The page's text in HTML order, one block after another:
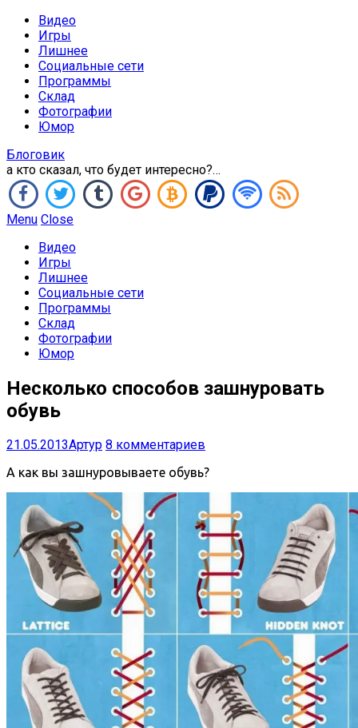
Видео
Игры
Лишнее
Социальные сети
Программы
Склад
Фотографии
Юмор
Блоговик
а кто сказал, что будет интересно?…
Menu Close
Видео
Игры
Лишнее
Социальные сети
Программы
Склад
Фотографии
Юмор
Несколько способов зашнуровать
обувь
21.05.2013Артур 8 комментариев
А как вы зашнуровываете обувь?